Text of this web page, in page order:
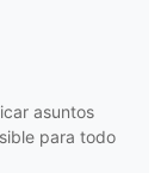
asuntos
para todo